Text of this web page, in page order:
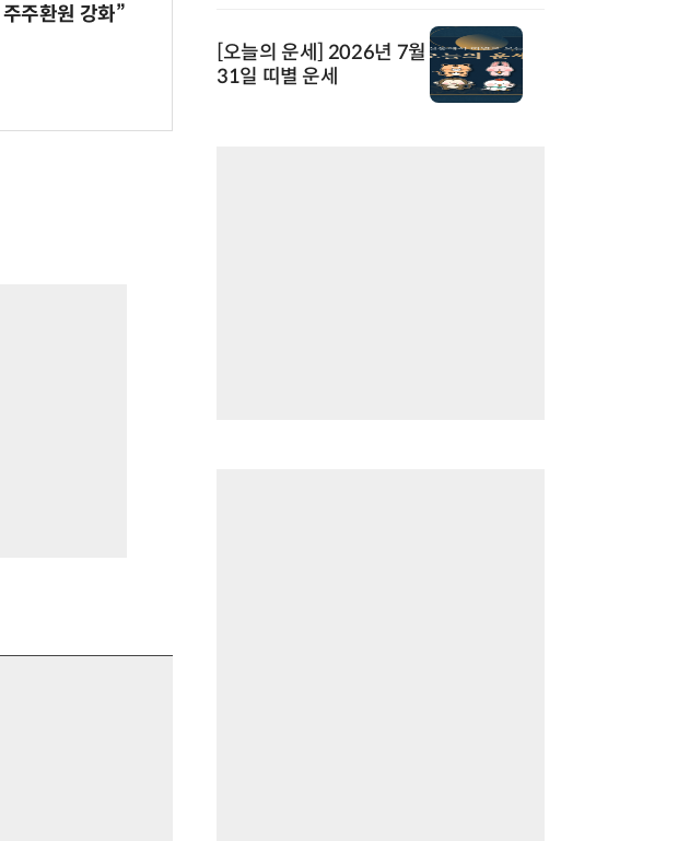
주환원 강화”
[오늘의 운세] 2026년 7월
31일 띠별 운세